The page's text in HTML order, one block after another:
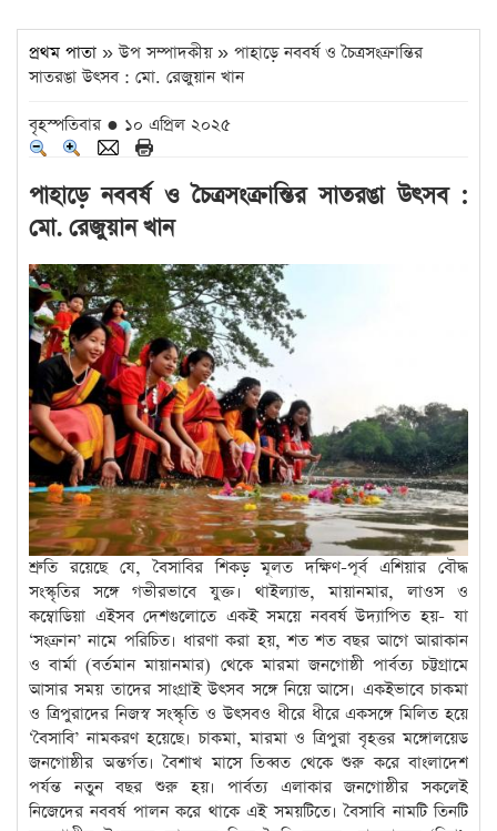
প্রথম পাতা » উপ সম্পাদকীয় » পাহাড়ে নববর্ষ ও চৈত্রসংক্রান্তির
সাতরঙা উৎসব : মো. রেজুয়ান খান
বৃহস্পতিবার ● ১০ এপ্রিল ২০২৫
পাহাড়ে নববর্ষ ও চৈত্রসংক্রান্তির সাতরঙা উৎসব :
মো. রেজুয়ান খান
শ্রুতি রয়েছে যে, বৈসাবির শিকড় মূলত দক্ষিণ-পূর্ব এশিয়ার বৌদ্ধ
সংস্কৃতির সঙ্গে গভীরভাবে যুক্ত। থাইল্যান্ড, মায়ানমার, লাওস ও
কম্বোডিয়া এইসব দেশগুলোতে একই সময়ে নববর্ষ উদ্যাপিত হয়- যা
‘সংক্রান’ নামে পরিচিত। ধারণা করা হয়, শত শত বছর আগে আরাকান
ও বার্মা (বর্তমান মায়ানমার) থেকে মারমা জনগোষ্ঠী পার্বত্য চট্টগ্রামে
আসার সময় তাদের সাংগ্রাই উৎসব সঙ্গে নিয়ে আসে। একইভাবে চাকমা
ও ত্রিপুরাদের নিজস্ব সংস্কৃতি ও উৎসবও ধীরে ধীরে একসঙ্গে মিলিত হয়ে
‘বৈসাবি’ নামকরণ হয়েছে। চাকমা, মারমা ও ত্রিপুরা বৃহত্তর মঙ্গোলয়েড
জনগোষ্ঠীর অন্তর্গত। বৈশাখ মাসে তিব্বত থেকে শুরু করে বাংলাদেশ
পর্যন্ত নতুন বছর শুরু হয়। পার্বত্য এলাকার জনগোষ্ঠীর সকলেই
নিজেদের নববর্ষ পালন করে থাকে এই সময়টিতে। বৈসাবি নামটি তিনটি